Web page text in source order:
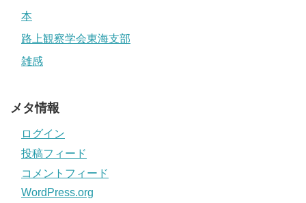
本
路上観察学会東海支部
雑感
メタ情報
ログイン
投稿フィード
コメントフィード
WordPress.org